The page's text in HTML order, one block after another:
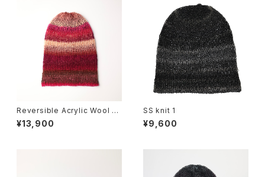
Reversible Acrylic Wool B
eanie
¥13,900
SS knit 1
¥9,600